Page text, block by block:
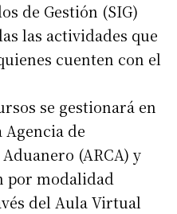
de Gestión (SIG)
las actividades que
cuenten con el
se gestionará en
de
(ARCA) y
por modalidad
del Aula Virtual